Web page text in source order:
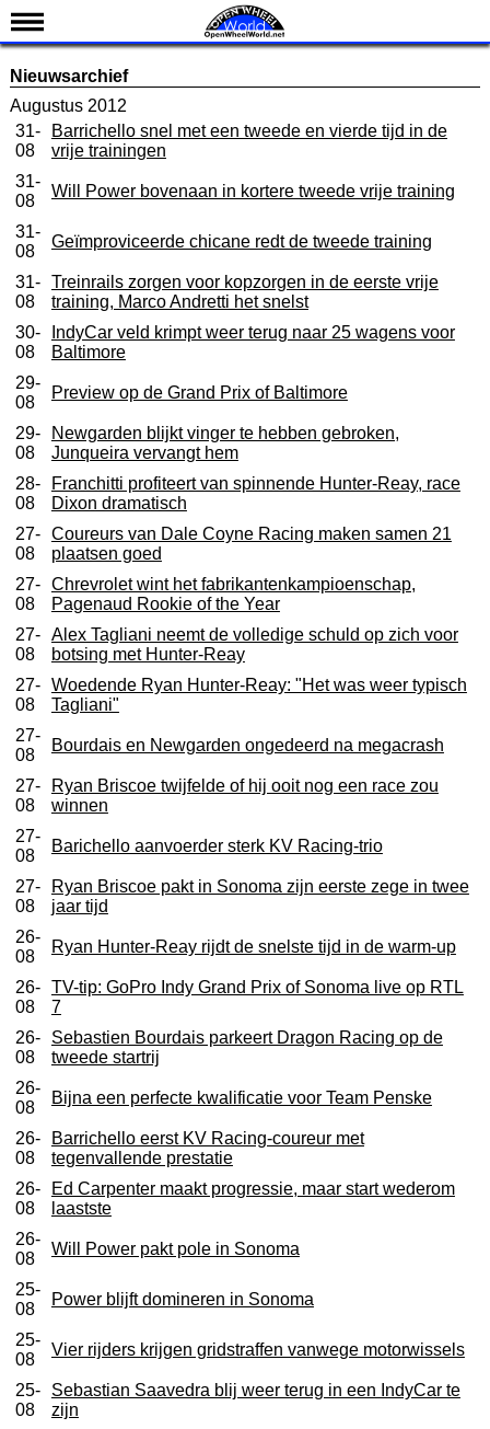
Kalender
Uitslagen
Standen
Coureurs
Teams
IndyCar 101
Indy 500
English
Nieuwsarchief
Augustus 2012
31-
08
Barrichello snel met een tweede en vierde tijd in de
vrije trainingen
31-
08
Will Power bovenaan in kortere tweede vrije training
31-
08
Geïmproviceerde chicane redt de tweede training
31-
08
Treinrails zorgen voor kopzorgen in de eerste vrije
training, Marco Andretti het snelst
30-
08
IndyCar veld krimpt weer terug naar 25 wagens voor
Baltimore
29-
08
Preview op de Grand Prix of Baltimore
29-
08
Newgarden blijkt vinger te hebben gebroken,
Junqueira vervangt hem
28-
08
Franchitti profiteert van spinnende Hunter-Reay, race
Dixon dramatisch
27-
08
Coureurs van Dale Coyne Racing maken samen 21
plaatsen goed
27-
08
Chrevrolet wint het fabrikantenkampioenschap,
Pagenaud Rookie of the Year
27-
08
Alex Tagliani neemt de volledige schuld op zich voor
botsing met Hunter-Reay
27-
08
Woedende Ryan Hunter-Reay: "Het was weer typisch
Tagliani"
27-
08
Bourdais en Newgarden ongedeerd na megacrash
27-
08
Ryan Briscoe twijfelde of hij ooit nog een race zou
winnen
27-
08
Barichello aanvoerder sterk KV Racing-trio
27-
08
Ryan Briscoe pakt in Sonoma zijn eerste zege in twee
jaar tijd
26-
08
Ryan Hunter-Reay rijdt de snelste tijd in de warm-up
26-
08
TV-tip: GoPro Indy Grand Prix of Sonoma live op RTL
7
26-
08
Sebastien Bourdais parkeert Dragon Racing op de
tweede startrij
26-
08
Bijna een perfecte kwalificatie voor Team Penske
26-
08
Barrichello eerst KV Racing-coureur met
tegenvallende prestatie
26-
08
Ed Carpenter maakt progressie, maar start wederom
laastste
26-
08
Will Power pakt pole in Sonoma
25-
08
Power blijft domineren in Sonoma
25-
08
Vier rijders krijgen gridstraffen vanwege motorwissels
25-
08
Sebastian Saavedra blij weer terug in een IndyCar te
zijn